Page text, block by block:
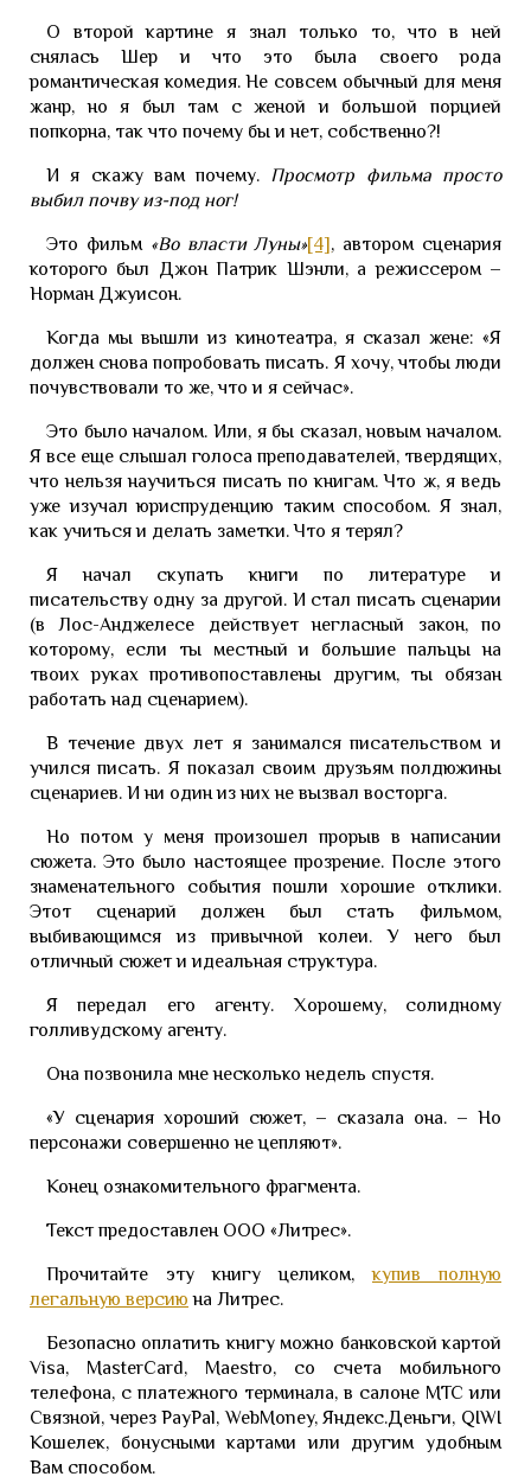
О второй картине я знал только то, что в ней
снялась Шер и что это была своего рода
романтическая комедия. Не совсем обычный для меня
жанр, но я был там с женой и большой порцией
попкорна, так что почему бы и нет, собственно?!
И я скажу вам почему. Просмотр фильма просто
выбил почву из-под ног!
Это фильм «Во власти Луны»[4], автором сценария
которого был Джон Патрик Шэнли, а режиссером –
Норман Джуисон.
Когда мы вышли из кинотеатра, я сказал жене: «Я
должен снова попробовать писать. Я хочу, чтобы люди
почувствовали то же, что и я сейчас».
Это было началом. Или, я бы сказал, новым началом.
Я все еще слышал голоса преподавателей, твердящих,
что нельзя научиться писать по книгам. Что ж, я ведь
уже изучал юриспруденцию таким способом. Я знал,
как учиться и делать заметки. Что я терял?
Я начал скупать книги по литературе и
писательству одну за другой. И стал писать сценарии
(в Лос-Анджелесе действует негласный закон, по
которому, если ты местный и большие пальцы на
твоих руках противопоставлены другим, ты обязан
работать над сценарием).
В течение двух лет я занимался писательством и
учился писать. Я показал своим друзьям полдюжины
сценариев. И ни один из них не вызвал восторга.
Но потом у меня произошел прорыв в написании
сюжета. Это было настоящее прозрение. После этого
знаменательного события пошли хорошие отклики.
Этот сценарий должен был стать фильмом,
выбивающимся из привычной колеи. У него был
отличный сюжет и идеальная структура.
Я передал его агенту. Хорошему, солидному
голливудскому агенту.
Она позвонила мне несколько недель спустя.
«У сценария хороший сюжет, – сказала она. – Но
персонажи совершенно не цепляют».
Конец ознакомительного фрагмента.
Текст предоставлен ООО «Литрес».
Прочитайте эту книгу целиком,купив полную
легальную версию на Литрес.
Безопасно оплатить книгу можно банковской картой
Visa, MasterCard, Maestro, со счета мобильного
телефона, с платежного терминала, в салоне МТС или
Связной, через PayPal, WebMoney, Яндекс.Деньги, QIWI
Кошелек, бонусными картами или другим удобным
Вам способом.